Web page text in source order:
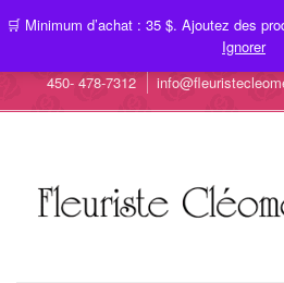
450- 478-7312
🛒 Minimum d’achat : 35 $. Ajoutez des
Ignorer